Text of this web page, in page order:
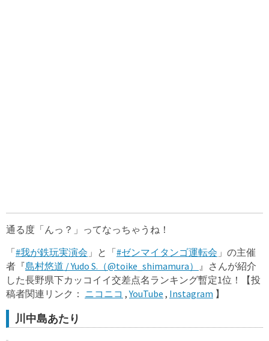
通る度「んっ？」ってなっちゃうね！
「#我が鉄玩実演会 」と「#ゼンマイタンゴ運転会 」の主催
者『島村悠道 / Yudo S.（@toike_shimamura） 』さんが紹介
した長野県下カッコイイ交差点名ランキング暫定1位！【投
稿者関連リンク： ニコニコ ,YouTube , Instagram 】
川中島あたり